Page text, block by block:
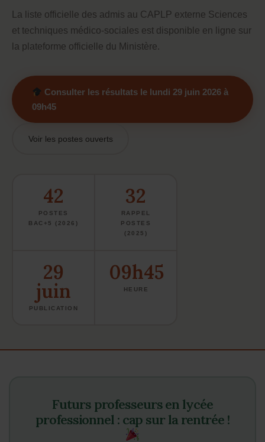
La liste officielle des admis au CAPLP externe Sciences
et techniques médico-sociales est disponible en ligne sur
la plateforme officielle du Ministère.
Consulter les résultats le lundi 29 juin 2026 à
09h45
Voir les postes ouverts
42
POSTES
BAC+5 (2026)
32
RAPPEL
POSTES
(2025)
29
juin
PUBLICATION
09h45
HEURE
Futurs professeurs en lycée
professionnel : cap sur la rentrée !